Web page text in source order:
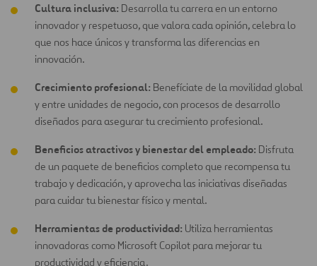
Cultura inclusiva: Desarrolla tu carrera en un entorno
innovador y respetuoso, que valora cada opinión, celebra lo
que nos hace únicos y transforma las diferencias en
innovación.
Crecimiento profesional: Benefíciate de la movilidad global
y entre unidades de negocio, con procesos de desarrollo
diseñados para asegurar tu crecimiento profesional.
Beneficios atractivos y bienestar del empleado: Disfruta
de un paquete de beneficios completo que recompensa tu
trabajo y dedicación, y aprovecha las iniciativas diseñadas
para cuidar tu bienestar físico y mental.
Herramientas de productividad: Utiliza herramientas
innovadoras como Microsoft Copilot para mejorar tu
productividad y eficiencia.